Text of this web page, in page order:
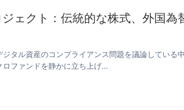
ェクト：伝統的な株式、外国為
タル資産のコンプライアンス問題を議論している
ロファンドを静かに立ち上げ…